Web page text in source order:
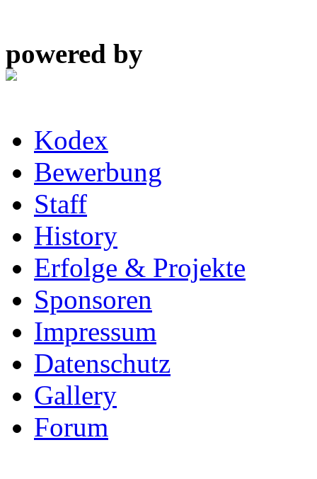
powered by
Kodex
Bewerbung
Staff
History
Erfolge & Projekte
Sponsoren
Impressum
Datenschutz
Gallery
Forum